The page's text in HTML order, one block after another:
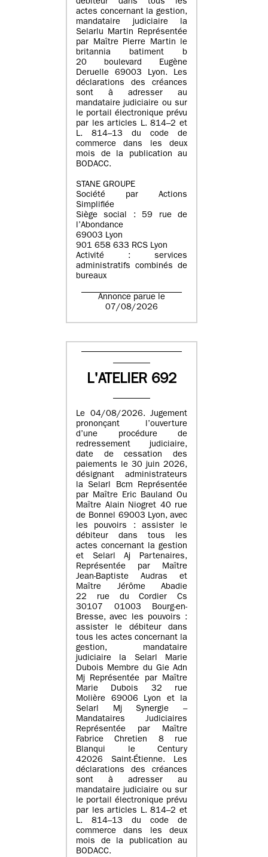
débiteur dans tous les
actes concernant la gestion,
mandataire judiciaire la
Selarlu Martin Représentée
par Maître Pierre Martin le
britannia batiment b
20 boulevard Eugène
Deruelle 69003 Lyon. Les
déclarations des créances
sont à adresser au
mandataire judiciaire ou sur
le portail électronique prévu
par les articles L. 814–2 et
L. 814–13 du code de
commerce dans les deux
mois de la publication au
BODACC.
STANE GROUPE
Société par Actions
Simplifiée
Siège social : 59 rue de
l’Abondance
69003 Lyon
901 658 633 RCS Lyon
Activité : services
administratifs combinés de
bureaux
Annonce parue le
07/08/2026
L'ATELIER 692
Le 04/08/2026. Jugement
prononçant l’ouverture
d’une procédure de
redressement judiciaire,
date de cessation des
paiements le 30 juin 2026,
désignant administrateurs
la Selarl Bcm Représentée
par Maître Eric Bauland Ou
Maître Alain Niogret 40 rue
de Bonnel 69003 Lyon, avec
les pouvoirs : assister le
débiteur dans tous les
actes concernant la gestion
et Selarl Aj Partenaires,
Représentée par Maître
Jean-Baptiste Audras et
Maître Jérôme Abadie
22 rue du Cordier Cs
30107 01003 Bourg-en-
Bresse, avec les pouvoirs :
assister le débiteur dans
tous les actes concernant la
gestion, mandataire
judiciaire la Selarl Marie
Dubois Membre du Gie Adn
Mj Représentée par Maître
Marie Dubois 32 rue
Molière 69006 Lyon et la
Selarl Mj Synergie –
Mandataires Judiciaires
Représentée par Maître
Fabrice Chretien 8 rue
Blanqui le Century
42026 Saint-Étienne. Les
déclarations des créances
sont à adresser au
mandataire judiciaire ou sur
le portail électronique prévu
par les articles L. 814–2 et
L. 814–13 du code de
commerce dans les deux
mois de la publication au
BODACC.